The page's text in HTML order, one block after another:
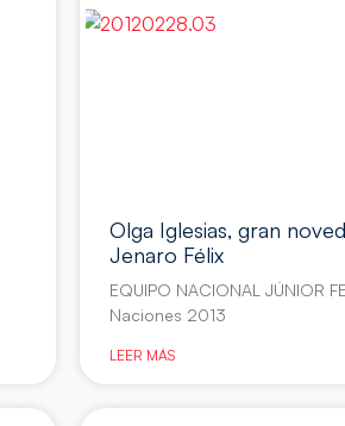
Olga Iglesias, gran
Jenaro Félix
EQUIPO NACIONAL JÚNIOR
Naciones 2013
LEER MÁS